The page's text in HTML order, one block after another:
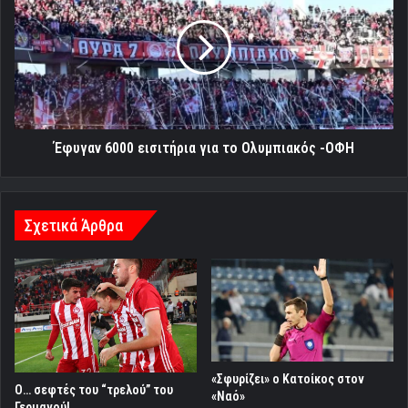
εισιτήρια
για
το
Ολυμπιακός
-ΟΦΗ
Έφυγαν 6000 εισιτήρια για το Ολυμπιακός -ΟΦΗ
Σχετικά Άρθρα
Ο… σεφτές του “τρελού” του
«Σφυρίζει» ο Κατοίκος στον
«Ναό»